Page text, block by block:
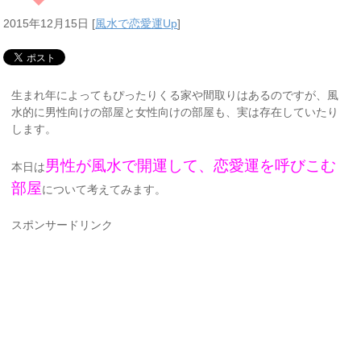
2015年12月15日 [風水で恋愛運Up]
生まれ年によってもぴったりくる家や間取りはあるのですが、風
水的に男性向けの部屋と女性向けの部屋も、実は存在していたり
します。
本日は男性が風水で開運して、恋愛運を呼びこむ
部屋について考えてみます。
スポンサードリンク